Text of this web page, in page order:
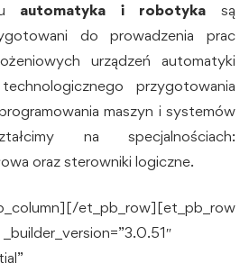
automatyka i robotyka są
do prowadzenia prac
urządzeń automatyki
przygotowania
maszyn i systemów
na specjalnościach:
oraz sterowniki logiczne.
et_pb_row][et_pb_row